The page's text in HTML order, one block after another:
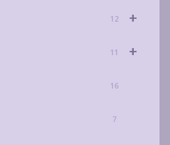
+
12
+
11
16
7